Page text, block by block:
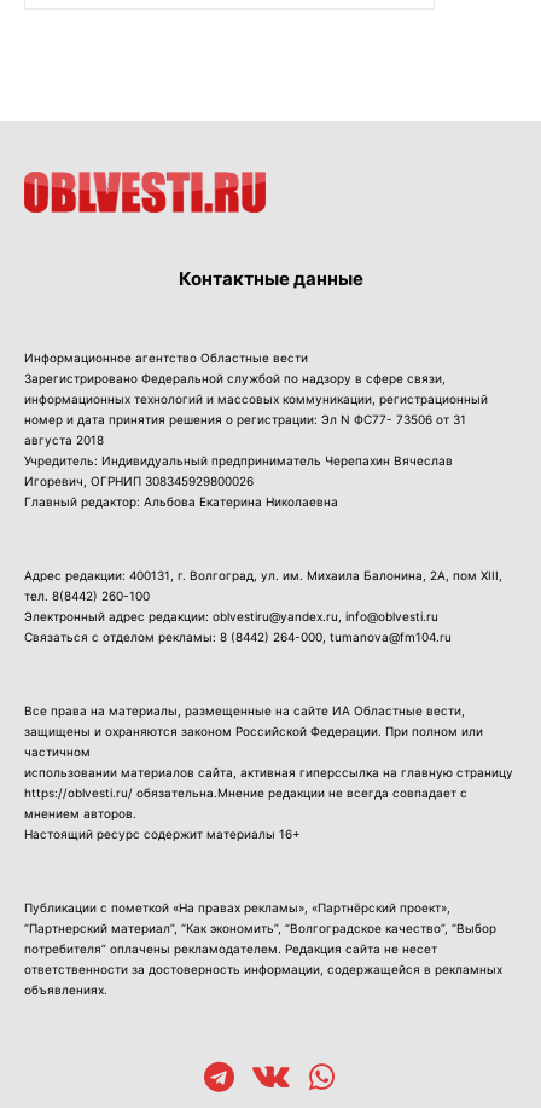
Контактные данные
Информационное агентство Областные вести
Зарегистрировано Федеральной службой по надзору в сфере связи,
информационных технологий и массовых коммуникации, регистрационный
номер и дата принятия решения о регистрации: Эл N ФС77- 73506 от 31
августа 2018
Учредитель: Индивидуальный предприниматель Черепахин Вячеслав
Игоревич, ОГРНИП 308345929800026
Главный редактор: Альбова Екатерина Николаевна
Адрес редакции: 400131, г. Волгоград, ул. им. Михаила Балонина, 2А, пом XIII,
тел. 8(8442) 260-100
Электронный адрес редакции: oblvestiru@yandex.ru, info@oblvesti.ru
Связаться с отделом рекламы: 8 (8442) 264-000 , tumanova@fm104.ru
Все права на материалы, размещенные на сайте ИА Областные вести,
защищены и охраняются законом Российской Федерации. При полном или
частичном
использовании материалов сайта, активная гиперссылка на главную страницу
https://oblvesti.ru/ обязательна.Мнение редакции не всегда совпадает с
мнением авторов.
Настоящий ресурс содержит материалы 16+
Публикации с пометкой «На правах рекламы», «Партнёрский проект»,
“Партнерский материал”, “Как экономить”, “Волгоградское качество”, “Выбор
потребителя” оплачены рекламодателем. Редакция сайта не несет
ответственности за достоверность информации, содержащейся в рекламных
объявлениях.